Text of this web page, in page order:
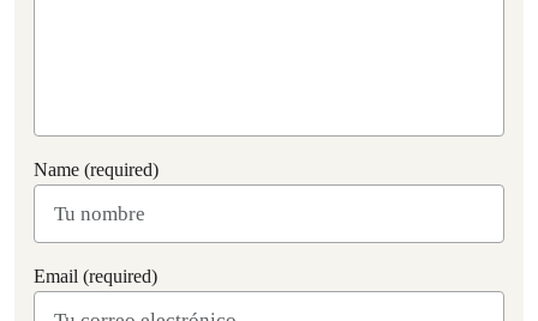
Name (required)
Email (required)